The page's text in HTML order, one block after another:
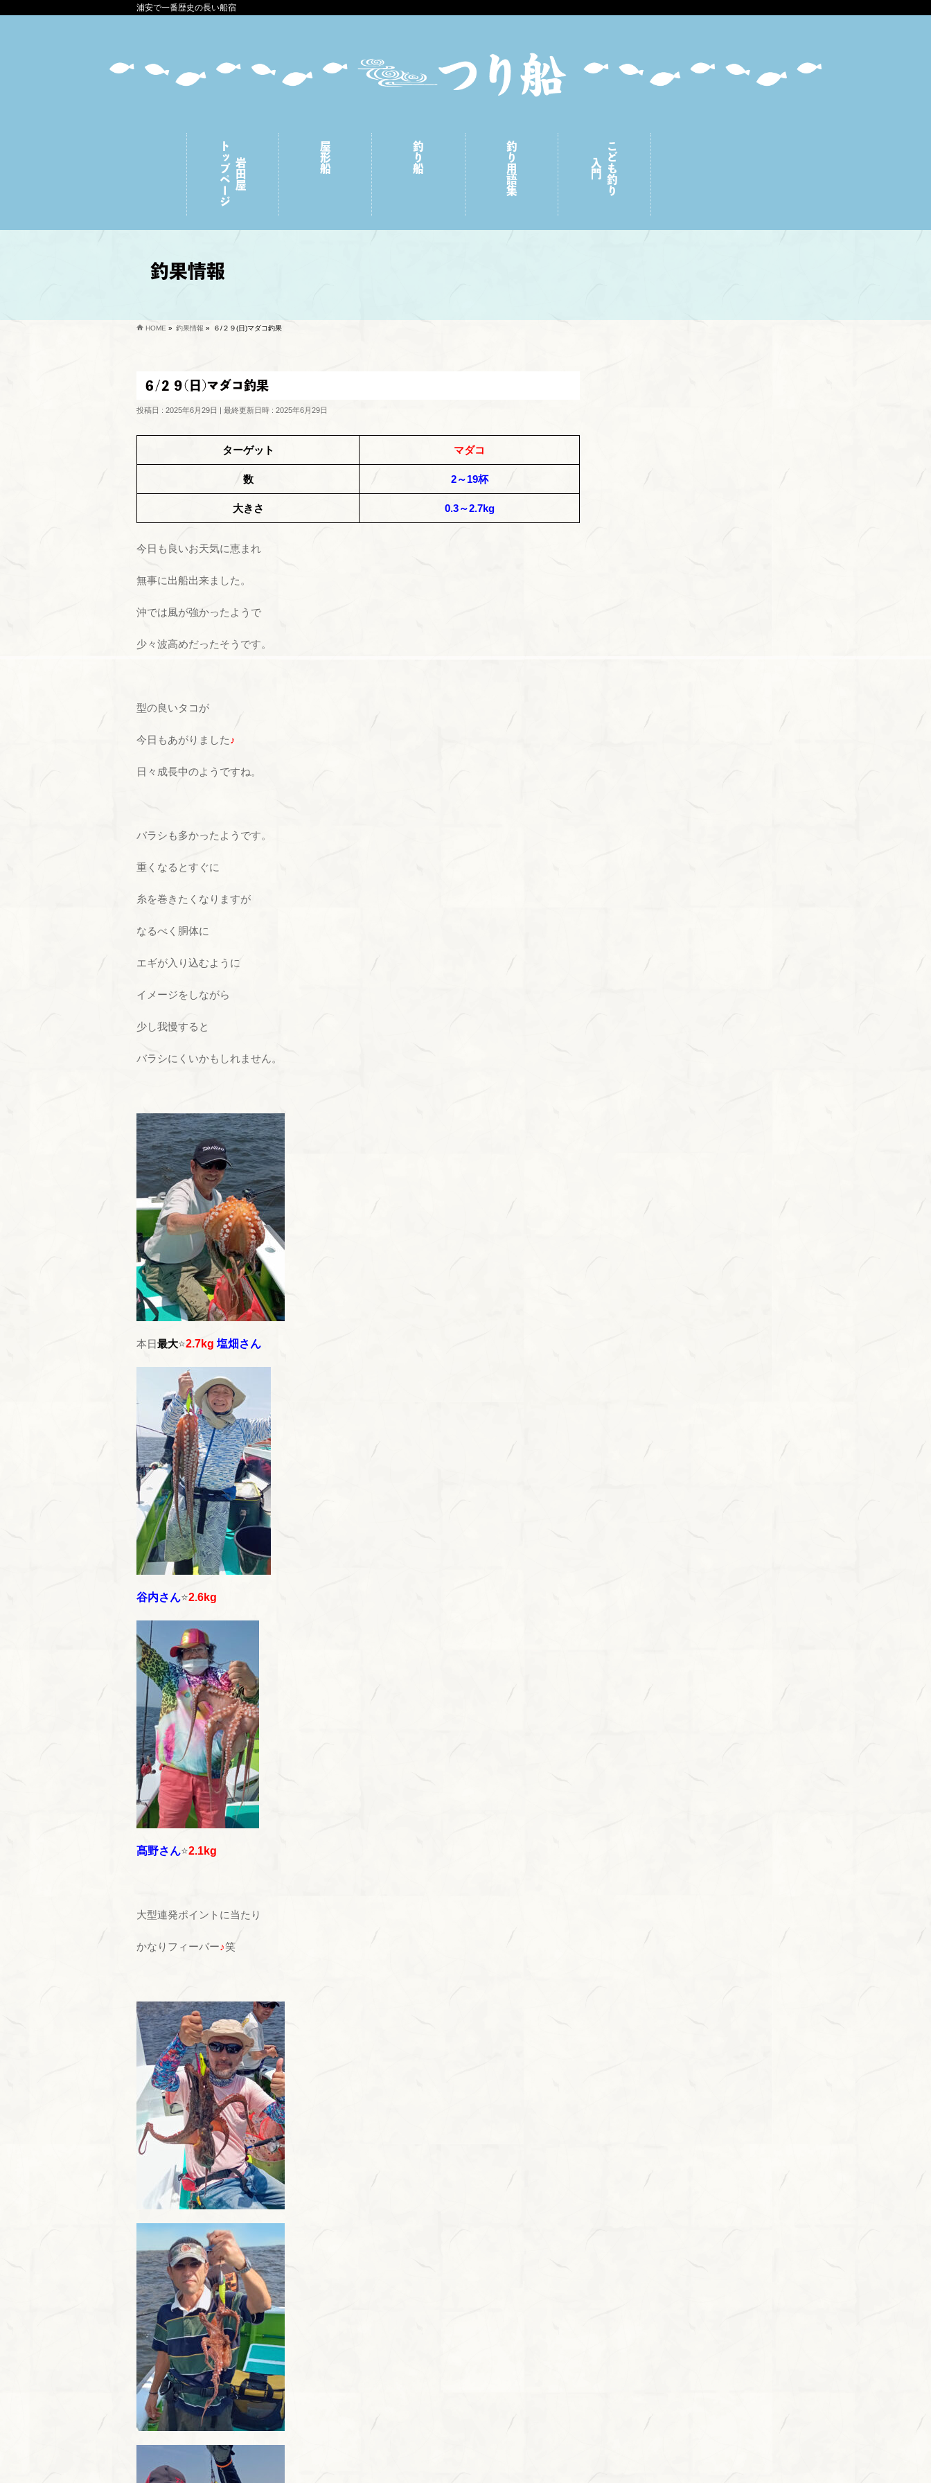
浦安で一番歴史の長い船宿
岩田屋
トップページ 屋形船 釣り船 釣り用語集 こども釣り
入門
釣果情報
HOME » 釣果情報 » ６/２９(日)マダコ釣果
６/２９(日)マダコ釣果
投稿日 : 2025年6月29日 最終更新日時 : 2025年6月29日
ターゲット マダコ
数 2～19杯
大きさ 0.3～2.7kg
今日も良いお天気に恵まれ
無事に出船出来ました。
沖では風が強かったようで
少々波高めだったそうです。
型の良いタコが
今日もあがりました♪
日々成長中のようですね。
バラシも多かったようです。
重くなるとすぐに
糸を巻きたくなりますが
なるべく胴体に
エギが入り込むように
イメージをしながら
少し我慢すると
バラシにくいかもしれません。
本日最大⭐2.7kg 塩畑さん
谷内さん⭐2.6kg
髙野さん⭐2.1kg
大型連発ポイントに当たり
かなりフィーバー♪笑